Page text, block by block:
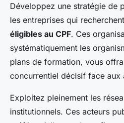
Développez une stratégie de
les entreprises qui
éligibles au CPF. Ces
systématiquement les
plans de formation, vous
concurrentiel décisif face aux
Exploitez pleinement les
institutionnels. Ces acteurs